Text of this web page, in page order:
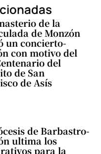
de la
de Monzón
un concierto-
con motivo del
del
de San
de Asís
de Barbastro-
ultima los
para la